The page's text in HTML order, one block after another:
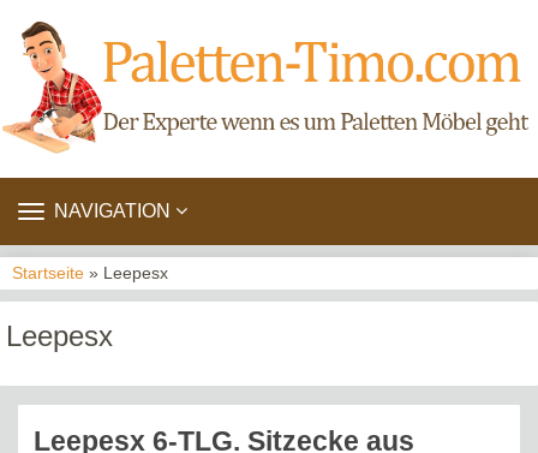
TOGGLE
NAVIGATION
Startseite » Leepesx
Leepesx
Leepesx 6-TLG. Sitzecke aus